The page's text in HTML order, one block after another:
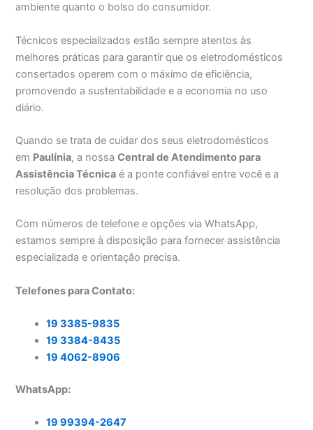
ambiente quanto o bolso do consumidor.
Técnicos especializados estão sempre atentos às
melhores práticas para garantir que os eletrodomésticos
consertados operem com o máximo de eficiência,
promovendo a sustentabilidade e a economia no uso
diário.
Quando se trata de cuidar dos seus eletrodomésticos
em Paulínia, a nossaCentral de Atendimento para
Assistência Técnica é a ponte confiável entre você e a
resolução dos problemas.
Com números de telefone e opções via WhatsApp,
estamos sempre à disposição para fornecer assistência
especializada e orientação precisa.
Telefones para Contato:
19 3385-9835
19 3384-8435
19 4062-8906
WhatsApp:
19 99394-2647